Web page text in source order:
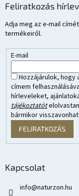
Feliratkozás
Adja meg az e-mail
termékeiről.
E-mail
Hozzájárulok, hogy
címem
hírleveleket,
tájékoztatót
bármikor
FELIRATKOZÁS
Kapcsolat
info@naturzon.hu